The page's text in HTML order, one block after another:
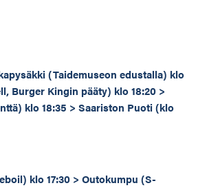
(Taidemuseon edustalla) klo
Burger Kingin pääty) klo 18:20 >
klo 18:35 > Saariston Puoti (klo
klo 17:30 > Outokumpu (S-